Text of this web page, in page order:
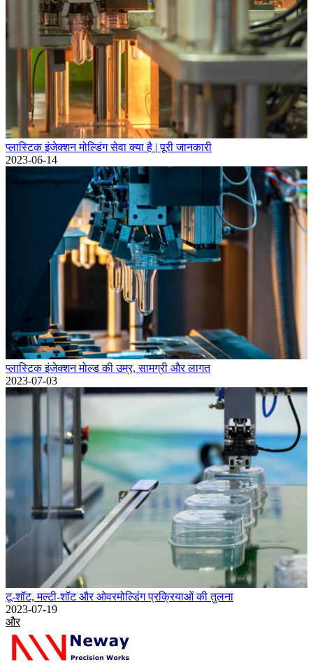
प्लास्टिक इंजेक्शन मोल्डिंग सेवा क्या है | पूरी जानकारी
2023-06-14
प्लास्टिक इंजेक्शन मोल्ड की उम्र, सामग्री और लागत
2023-07-03
टू-शॉट, मल्टी-शॉट और ओवरमोल्डिंग प्रक्रियाओं की तुलना
2023-07-19
और